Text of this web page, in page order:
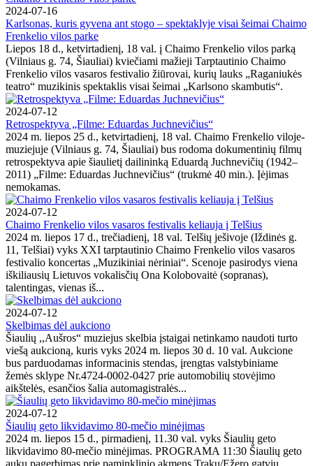
2024-07-16
Karlsonas, kuris gyvena ant stogo – spektaklyje visai šeimai Chaimo
Frenkelio vilos parke
Liepos 18 d., ketvirtadienį, 18 val. į Chaimo Frenkelio vilos parką
(Vilniaus g. 74, Šiauliai) kviečiami mažieji Tarptautinio Chaimo
Frenkelio vilos vasaros festivalio žiūrovai, kurių lauks „Raganiukės
teatro“ muzikinis spektaklis visai šeimai „Karlsono skambutis“.
2024-07-12
Retrospektyva „Filme: Eduardas Juchnevičius“
2024 m. liepos 25 d., ketvirtadienį, 18 val. Chaimo Frenkelio viloje-
muziejuje (Vilniaus g. 74, Šiauliai) bus rodoma dokumentinių filmų
retrospektyva apie šiaulietį dailininką Eduardą Juchnevičių (1942–
2011) „Filme: Eduardas Juchnevičius“ (trukmė 40 min.). Įėjimas
nemokamas.
2024-07-12
Chaimo Frenkelio vilos vasaros festivalis keliauja į Telšius
2024 m. liepos 17 d., trečiadienį, 18 val. Telšių ješivoje (Iždinės g.
11, Telšiai) vyks XXI tarptautinio Chaimo Frenkelio vilos vasaros
festivalio koncertas „Muzikiniai nėriniai“. Scenoje pasirodys viena
iškiliausių Lietuvos vokalisčių Ona Kolobovaitė (sopranas),
talentingas, vienas iš...
2024-07-12
Skelbimas dėl aukciono
Šiaulių ,,Aušros“ muziejus skelbia įstaigai netinkamo naudoti turto
viešą aukcioną, kuris vyks 2024 m. liepos 30 d. 10 val. Aukcione
bus parduodamas informacinis stendas, įrengtas valstybiniame
žemės sklype Nr.4724-0002-0427 prie automobilių stovėjimo
aikštelės, esančios šalia automagistralės...
2024-07-12
Šiaulių geto likvidavimo 80-mečio minėjimas
2024 m. liepos 15 d., pirmadienį, 11.30 val. vyks Šiaulių geto
likvidavimo 80-mečio minėjimas. PROGRAMA 11:30 Šiaulių geto
aukų pagerbimas prie paminklinio akmens Trakų/Ežero gatvių